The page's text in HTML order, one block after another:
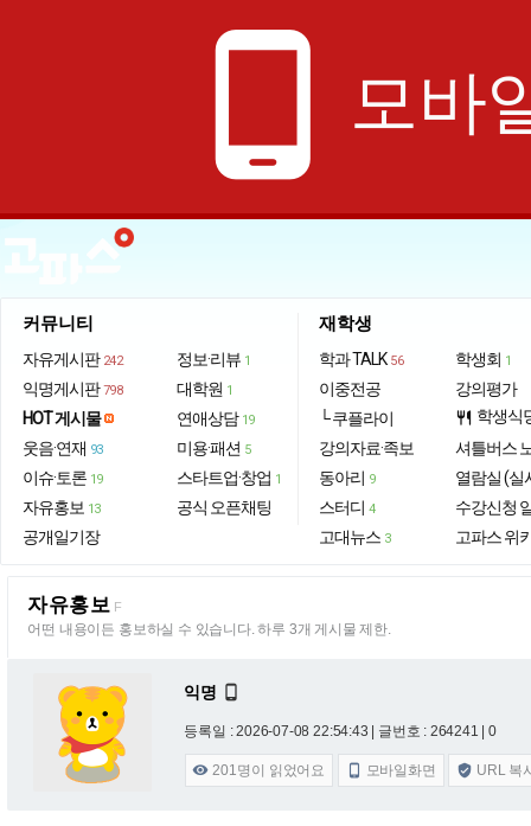
phone_android 모바
커뮤니티
자유게시판 242
익명게시판 798
HOT 게시물
웃음·연재 93
이슈·토론 19
자유홍보 13
공개일기장
정보·리뷰 1
대학원 1
연애상담 19
미용·패션 5
스타트업·창업 1
공식 오픈채팅
재학생
학과 TALK 56
이중전공
└ 쿠플라이
강의자료·족보
동아리 9
스터디 4
고대뉴스 3
학생회 1
강의평가
restaurant 학생식
셔틀버스
열람실 (실
수강신청
고파스 위
자유홍보 F
어떤 내용이든 홍보하실 수 있습니다. 하루 3개 게시물 제한.
익명 
등록일 : 2026-07-08 22:54:43 | 글번호 : 264241 | 0
 201명이 읽었어요  모바일화면  URL 복